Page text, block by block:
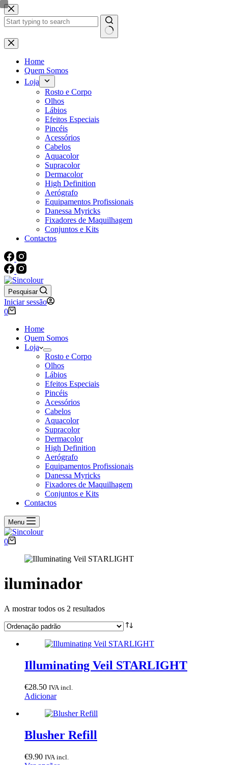
Pular
para
o
Sem
resultados
Home
Quem Somos
Loja
Rosto e Corpo
Olhos
Lábios
Efeitos Especiais
Pincéis
Acessórios
Cabelos
Aquacolor
Supracolor
Dermacolor
High Definition
Aerógrafo
Equipamentos Profissionais
Danessa Myricks
Fixadores de Maquilhagem
Conjuntos e Kits
Contactos
Pesquisar
Iniciar sessão
Carrinho
compras
0
Home
Quem Somos
Loja
Rosto e Corpo
Olhos
Lábios
Efeitos Especiais
Pincéis
Acessórios
Cabelos
Aquacolor
Supracolor
Dermacolor
High Definition
Aerógrafo
Equipamentos Profissionais
Danessa Myricks
Fixadores de Maquilhagem
Conjuntos e Kits
Contactos
Menu
Carrinho
compras
0
iluminador
A mostrar todos os 2 resultados
Illuminating Veil STARLIGHT
€28.50 IVA incl.
Adicionar
Blusher Refill
€9.90 IVA incl.